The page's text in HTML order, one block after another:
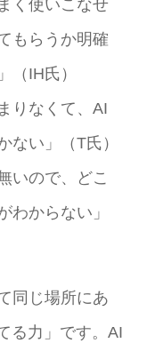
く使いこなせ
もらうか明確
（IH氏）
りなくて、AI
ない」（T氏）
いので、どこ
わからない」
同じ場所にあ
る力」です。AI